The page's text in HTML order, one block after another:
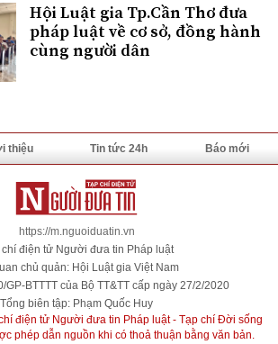
Hội Luật gia Tp.Cần Thơ đưa
pháp luật về cơ sở, đồng hành
cùng người dân
thiệu Tin tức 24h Báo mới
https://m.nguoiduatin.vn
chí điện tử Người đưa tin Pháp luật
chủ quản: Hội Luật gia Việt Nam
GP-BTTTT của Bộ TT&TT cấp ngày 27/2/2020
Tổng biên tập: Phạm Quốc Huy
điện tử Người đưa tin Pháp luật - Tạp chí Đời sống
phép dẫn nguồn khi có thoả thuận bằng văn bản.